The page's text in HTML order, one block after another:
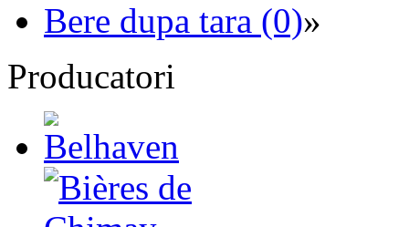
Bere dupa tara (0)»
Producatori